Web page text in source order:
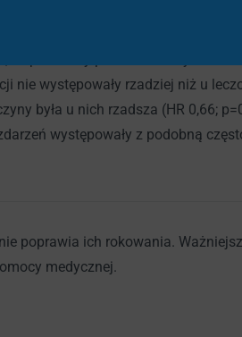
wiek – 70 lat, kobiety – 31%, czas
Przeprowadzono analizę
że pierwotny punkt końcowy oraz
nie występowały rzadziej niż u
była u nich rzadsza (HR 0,66;
występowały z podobną
poprawia ich rokowania.
medycznej.